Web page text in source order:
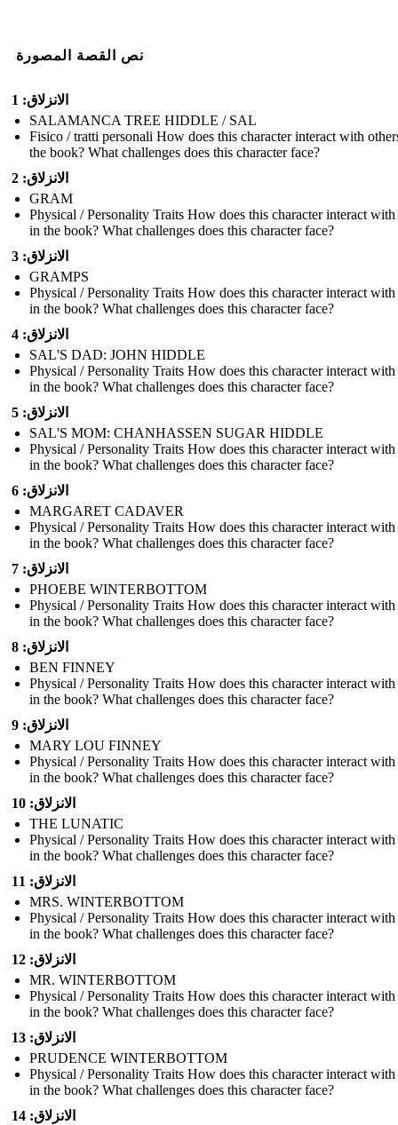
نص القصة المصورة
الانزلاق: 1
SALAMANCA TREE HIDDLE / SAL
Fisico / tratti personali How does this character interact with
the book? What challenges does this character face?
الانزلاق: 2
GRAM
Physical / Personality Traits How does this character interact with
in the book? What challenges does this character face?
الانزلاق: 3
GRAMPS
Physical / Personality Traits How does this character interact with
in the book? What challenges does this character face?
الانزلاق: 4
SAL'S DAD: JOHN HIDDLE
Physical / Personality Traits How does this character interact with
in the book? What challenges does this character face?
الانزلاق: 5
SAL'S MOM: CHANHASSEN SUGAR HIDDLE
Physical / Personality Traits How does this character interact with
in the book? What challenges does this character face?
الانزلاق: 6
MARGARET CADAVER
Physical / Personality Traits How does this character interact with
in the book? What challenges does this character face?
الانزلاق: 7
PHOEBE WINTERBOTTOM
Physical / Personality Traits How does this character interact with
in the book? What challenges does this character face?
الانزلاق: 8
BEN FINNEY
Physical / Personality Traits How does this character interact with
in the book? What challenges does this character face?
الانزلاق: 9
MARY LOU FINNEY
Physical / Personality Traits How does this character interact with
in the book? What challenges does this character face?
الانزلاق: 10
THE LUNATIC
Physical / Personality Traits How does this character interact with
in the book? What challenges does this character face?
الانزلاق: 11
MRS. WINTERBOTTOM
Physical / Personality Traits How does this character interact with
in the book? What challenges does this character face?
الانزلاق: 12
MR. WINTERBOTTOM
Physical / Personality Traits How does this character interact with
in the book? What challenges does this character face?
الانزلاق: 13
PRUDENCE WINTERBOTTOM
Physical / Personality Traits How does this character interact with
in the book? What challenges does this character face?
الانزلاق: 14